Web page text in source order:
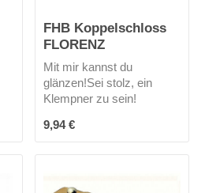
FHB Koppelschloss
FLORENZ
Mit mir kannst du
glänzen!Sei stolz, ein
Klempner zu sein!
Regulärer Preis:
9,94 €